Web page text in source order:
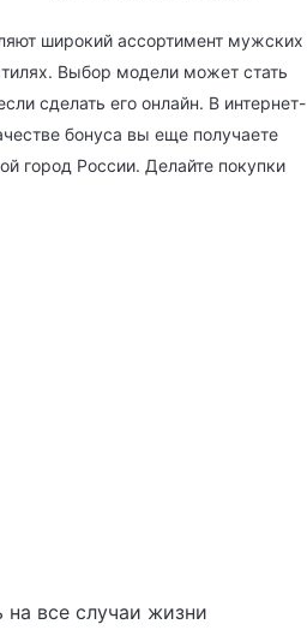
широкий ассортимент мужских
Выбор модели может стать
сделать его онлайн. В интернет-
бонуса вы еще получаете
город России. Делайте покупки
все случаи жизни